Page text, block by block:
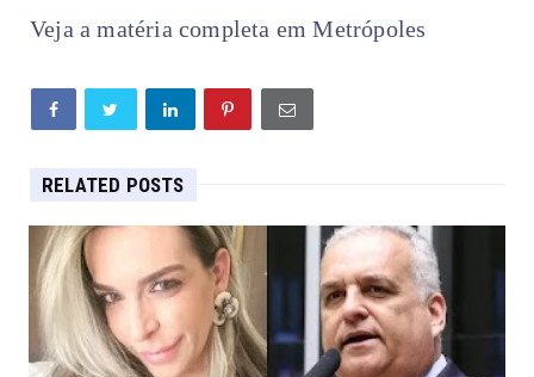
Veja a matéria completa em Metrópoles
RELATED POSTS